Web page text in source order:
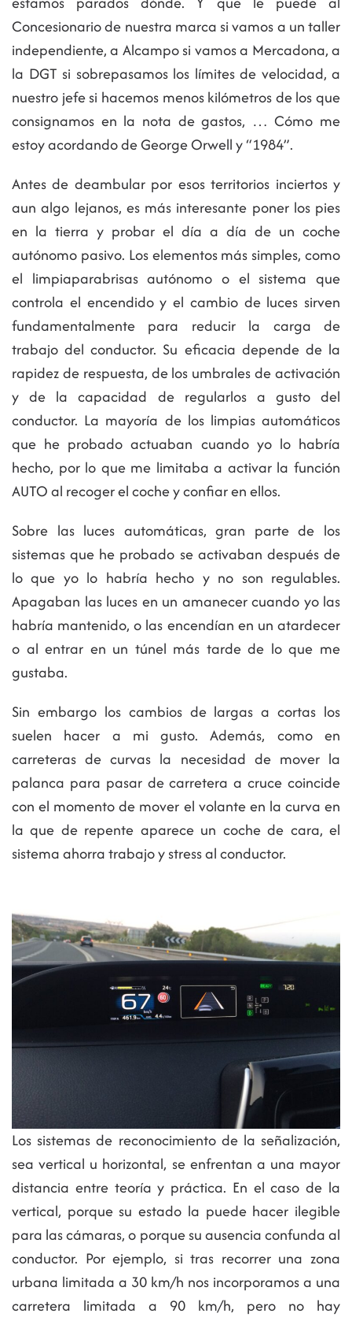
Concesionario de nuestra marca si vamos a un taller
independiente, a Alcampo si vamos a Mercadona, a
la DGT si sobrepasamos los límites de velocidad, a
nuestro jefe si hacemos menos kilómetros de los que
consignamos en la nota de gastos, … Cómo me
estoy acordando de George Orwell y “1984”.
Antes de deambular por esos territorios inciertos y
aun algo lejanos, es más interesante poner los pies
en la tierra y probar el día a día de un coche
autónomo pasivo. Los elementos más simples, como
el limpiaparabrisas autónomo o el sistema que
controla el encendido y el cambio de luces sirven
fundamentalmente para reducir la carga de
trabajo del conductor. Su eficacia depende de la
rapidez de respuesta, de los umbrales de activación
y de la capacidad de regularlos a gusto del
conductor. La mayoría de los limpias automáticos
que he probado actuaban cuando yo lo habría
hecho, por lo que me limitaba a activar la función
AUTO al recoger el coche y confiar en ellos.
Sobre las luces automáticas, gran parte de los
sistemas que he probado se activaban después de
lo que yo lo habría hecho y no son regulables.
Apagaban las luces en un amanecer cuando yo las
habría mantenido, o las encendían en un atardecer
o al entrar en un túnel más tarde de lo que me
gustaba.
Sin embargo los cambios de largas a cortas los
suelen hacer a mi gusto. Además, como en
carreteras de curvas la necesidad de mover la
palanca para pasar de carretera a cruce coincide
con el momento de mover el volante en la curva en
la que de repente aparece un coche de cara, el
sistema ahorra trabajo y stress al conductor.
Los sistemas de reconocimiento de la señalización,
sea vertical u horizontal, se enfrentan a una mayor
distancia entre teoría y práctica. En el caso de la
vertical, porque su estado la puede hacer ilegible
para las cámaras, o porque su ausencia confunda al
conductor. Por ejemplo, si tras recorrer una zona
urbana limitada a 30 km/h nos incorporamos a una
carretera limitada a 90 km/h, pero no hay